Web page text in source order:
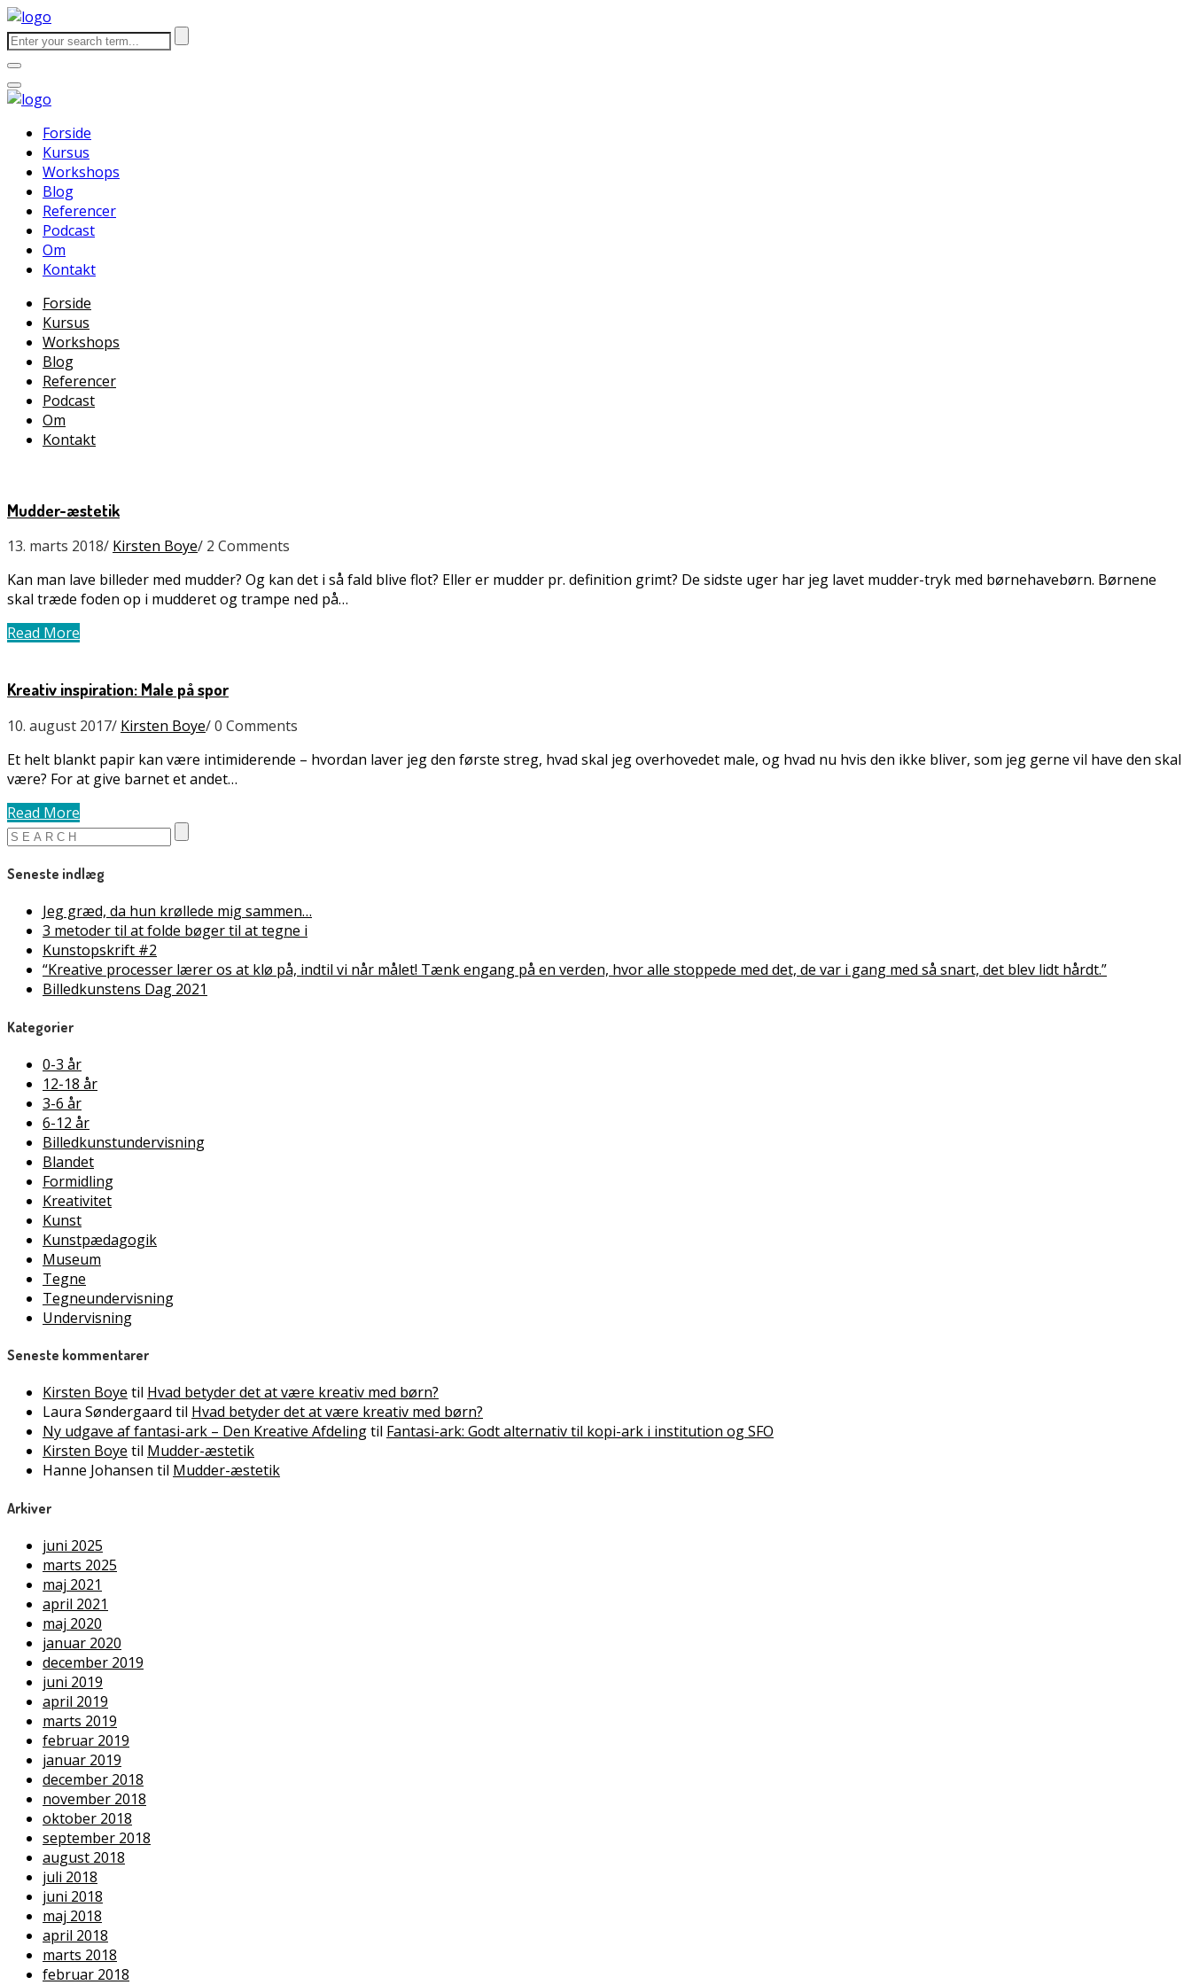
Forside
Kursus
Workshops
Blog
Referencer
Podcast
Om
Kontakt
Forside
Kursus
Workshops
Blog
Referencer
Podcast
Om
Kontakt
Mudder-æstetik
13. marts 2018/ Kirsten Boye/ 2 Comments
Kan man lave billeder med mudder? Og kan det i så fald blive flot? Eller er mudder pr. definition grimt? De sidste uger har jeg lavet mudder-tryk med børnehavebørn. Børnene
skal træde foden op i mudderet og trampe ned på…
Read More
Kreativ inspiration: Male på spor
10. august 2017/ Kirsten Boye/0 Comments
Et helt blankt papir kan være intimiderende – hvordan laver jeg den første streg, hvad skal jeg overhovedet male, og hvad nu hvis den ikke bliver, som jeg gerne vil have den skal
være? For at give barnet et andet…
Read More
Seneste indlæg
Jeg græd, da hun krøllede mig sammen…
3 metoder til at folde bøger til at tegne i
Kunstopskrift #2
“Kreative processer lærer os at klø på, indtil vi når målet! Tænk engang på en verden, hvor alle stoppede med det, de var i gang med så snart, det blev lidt hårdt.”
Billedkunstens Dag 2021
Kategorier
0-3 år
12-18 år
3-6 år
6-12 år
Billedkunstundervisning
Blandet
Formidling
Kreativitet
Kunst
Kunstpædagogik
Museum
Tegne
Tegneundervisning
Undervisning
Seneste kommentarer
Kirsten Boye til Hvad betyder det at være kreativ med børn?
Laura Søndergaard til Hvad betyder det at være kreativ med børn?
Ny udgave af fantasi-ark – Den Kreative Afdelingtil Fantasi-ark: Godt alternativ til kopi-ark i institution og SFO
Kirsten Boye til Mudder-æstetik
Hanne Johansen til Mudder-æstetik
Arkiver
juni 2025
marts 2025
maj 2021
april 2021
maj 2020
januar 2020
december 2019
juni 2019
april 2019
marts 2019
februar 2019
januar 2019
december 2018
november 2018
oktober 2018
september 2018
august 2018
juli 2018
juni 2018
maj 2018
april 2018
marts 2018
februar 2018